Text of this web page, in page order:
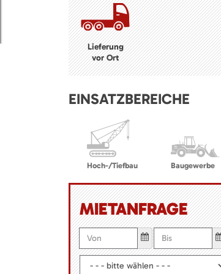
Lieferung
vor Ort
EINSATZBEREICHE
Hoch-/Tiefbau Baugewerbe
MIETANFRAGE